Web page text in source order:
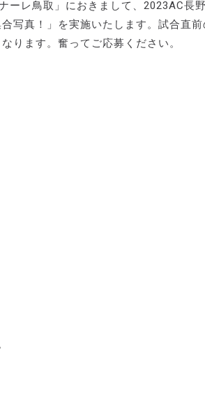
ーレ鳥取」におきまして、2023AC長
写真！」を実施いたします。試合直前
ります。奮ってご応募ください。